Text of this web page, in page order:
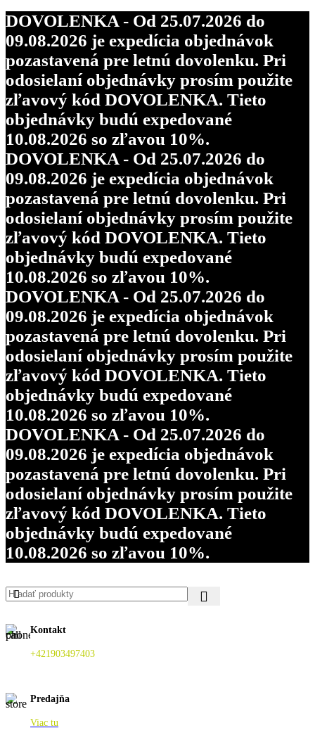
DOVOLENKA - Od 25.07.2026 do
09.08.2026 je expedícia objednávok
pozastavená pre letnú dovolenku. Pri
odosielaní objednávky prosím použite
zľavový kód DOVOLENKA. Tieto
objednávky budú expedované
10.08.2026 so zľavou 10%.
DOVOLENKA - Od 25.07.2026 do
09.08.2026 je expedícia objednávok
pozastavená pre letnú dovolenku. Pri
odosielaní objednávky prosím použite
zľavový kód DOVOLENKA. Tieto
objednávky budú expedované
10.08.2026 so zľavou 10%.
DOVOLENKA - Od 25.07.2026 do
09.08.2026 je expedícia objednávok
pozastavená pre letnú dovolenku. Pri
odosielaní objednávky prosím použite
zľavový kód DOVOLENKA. Tieto
objednávky budú expedované
10.08.2026 so zľavou 10%.
DOVOLENKA - Od 25.07.2026 do
09.08.2026 je expedícia objednávok
pozastavená pre letnú dovolenku. Pri
odosielaní objednávky prosím použite
zľavový kód DOVOLENKA. Tieto
objednávky budú expedované
10.08.2026 so zľavou 10%.
Kontakt
+421903497403
Predajňa
Viac tu